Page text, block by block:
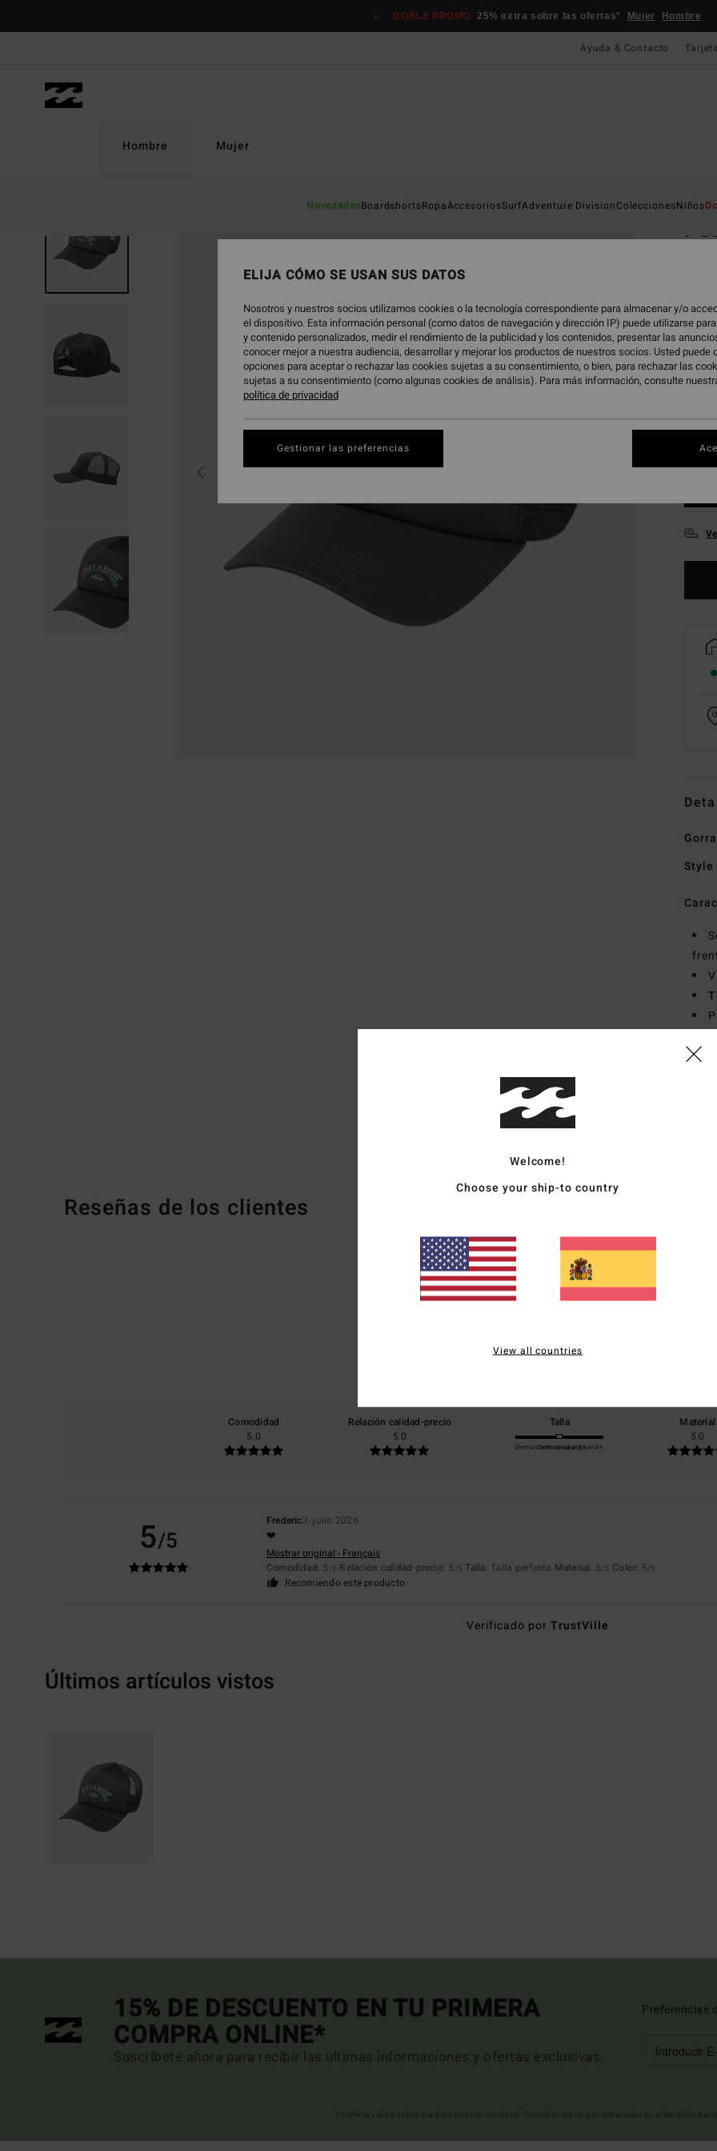
producto
DOBLE PROMO 25% extra sobre las ofertas* Mujer Hombre
Ayuda & Contacto
Hombre
NovedadesBoardshortsRopaAccesoriosSurfAdventure DivisionColeccionesNiños
Mujer
Color
Style
Reseñas de los clientes
Puntuación media
5.0
Comodidad
5.0
Relación calidad-precio
5.0
Talla
Demasiado pequeño
Demasiado grande
Material
5.0
5/5
Frederic3. julio 2026
❤️
Mostrar original - Français
Comodidad: 5 /5 Relación calidad-precio: 5 /5 Talla: Talla perfecta Material: 5/5 Color: 5/5
Recomiendo este producto
Verificado por TrustVille
Últimos artículos vistos
15% DE DESCUENTO EN TU PRIMERA
COMPRA ONLINE*
Suscríbete ahora para recibir las ultimas informaciones y ofertas exclusivas.
Preferencias
Welcome!
Choose your ship-to country
View all countries
ELIJA CÓMO SE USAN SUS DATOS
Nosotros y nuestros socios utilizamos cookies o la tecnología correspondiente para almacenar y/o
el dispositivo. Esta información personal (como datos de navegación y dirección IP) puede utilizarse
y contenido personalizados, medir el rendimiento de la publicidad y los contenidos, presentar las
conocer mejor a nuestra audiencia, desarrollar y mejorar los productos de nuestros socios. Usted puede
opciones para aceptar o rechazar las cookies sujetas a su consentimiento, o bien, para rechazar las
sujetas a su consentimiento (como algunas cookies de análisis). Para más información, consulte
política de privacidad
Gestionar las preferencias